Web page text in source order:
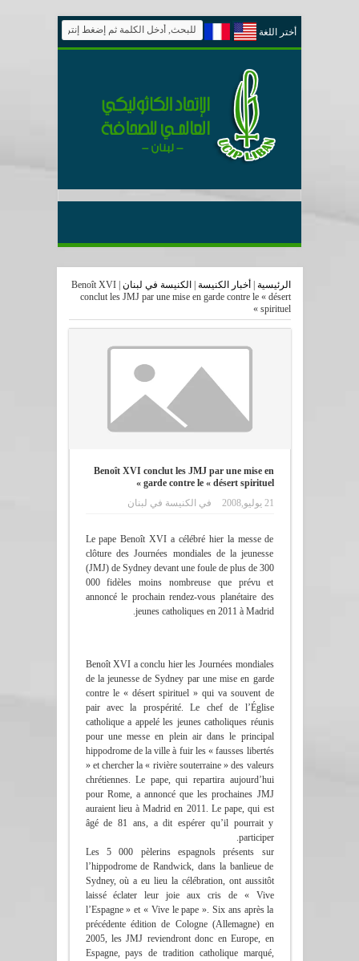
أختر اللغة
الرئيسية أخبار الكنيسة الكنيسة في لبنان |
Benoît XVI
conclut les JMJ par une mise en garde contre le « désert
spirituel »
Benoît XVI conclut les JMJ par une mise en
garde contre le « désert spirituel »
21 يوليو,2008
في الكنيسة في لبنان
Le pape Benoît XVI a célébré hier la messe de
clôture des Journées mondiales de la jeunesse
(JMJ) de Sydney devant une foule de plus de 300
000 fidèles moins nombreuse que prévu et
annoncé le prochain rendez-vous planétaire des
jeunes catholiques en 2011 à Madrid.
Benoît XVI a conclu hier les Journées mondiales
de la jeunesse de Sydney par une mise en garde
contre le « désert spirituel » qui va souvent de
pair avec la prospérité. Le chef de l’Église
catholique a appelé les jeunes catholiques réunis
pour une messe en plein air dans le principal
hippodrome de la ville à fuir les « fausses libertés
» et chercher la « rivière souterraine » des valeurs
chrétiennes. Le pape, qui repartira aujourd’hui
pour Rome, a annoncé que les prochaines JMJ
auraient lieu à Madrid en 2011. Le pape, qui est
âgé de 81 ans, a dit espérer qu’il pourrait y
participer.
Les 5 000 pèlerins espagnols présents sur
l’hippodrome de Randwick, dans la banlieue de
Sydney, où a eu lieu la célébration, ont aussitôt
laissé éclater leur joie aux cris de « Vive
l’Espagne » et « Vive le pape ». Six ans après la
précédente édition de Cologne (Allemagne) en
2005, les JMJ reviendront donc en Europe, en
Espagne, pays de tradition catholique marqué,